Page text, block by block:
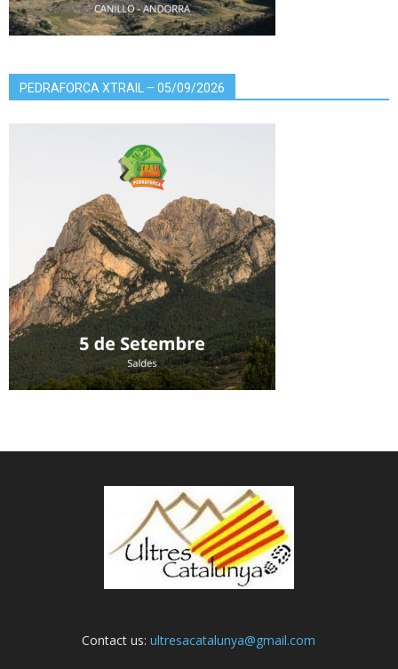
PEDRAFORCA XTRAIL – 05/09/2026
Contact us:ultresacatalunya@gmail.com